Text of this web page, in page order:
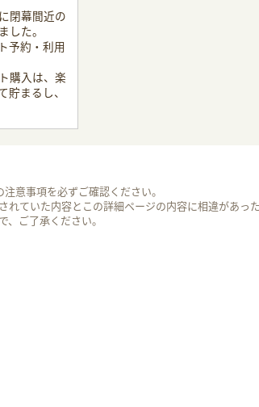
閉幕間近の
した。
予約・利用
購入は、楽
貯まるし、
意事項を必ずご確認ください。
れていた内容とこの詳細ページの内容に相違があっ
、ご了承ください。